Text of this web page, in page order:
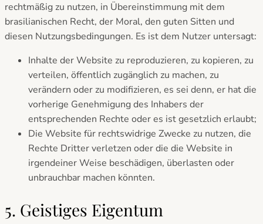
rechtmäßig zu nutzen, in Übereinstimmung mit dem
brasilianischen Recht, der Moral, den guten Sitten und
diesen Nutzungsbedingungen. Es ist dem Nutzer untersagt:
Inhalte der Website zu reproduzieren, zu kopieren, zu
verteilen, öffentlich zugänglich zu machen, zu
verändern oder zu modifizieren, es sei denn, er hat die
vorherige Genehmigung des Inhabers der
entsprechenden Rechte oder es ist gesetzlich erlaubt;
Die Website für rechtswidrige Zwecke zu nutzen, die
Rechte Dritter verletzen oder die die Website in
irgendeiner Weise beschädigen, überlasten oder
unbrauchbar machen könnten.
5. Geistiges Eigentum